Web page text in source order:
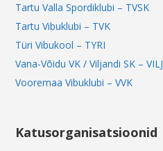
Tartu Valla Spordiklubi – TVSK
Tartu Vibuklubi – TVK
Türi Vibukool – TYRI
Vana-Võidu VK / Viljandi SK – VILJ
Vooremaa Vibuklubi – VVK
Katusorganisatsioonid